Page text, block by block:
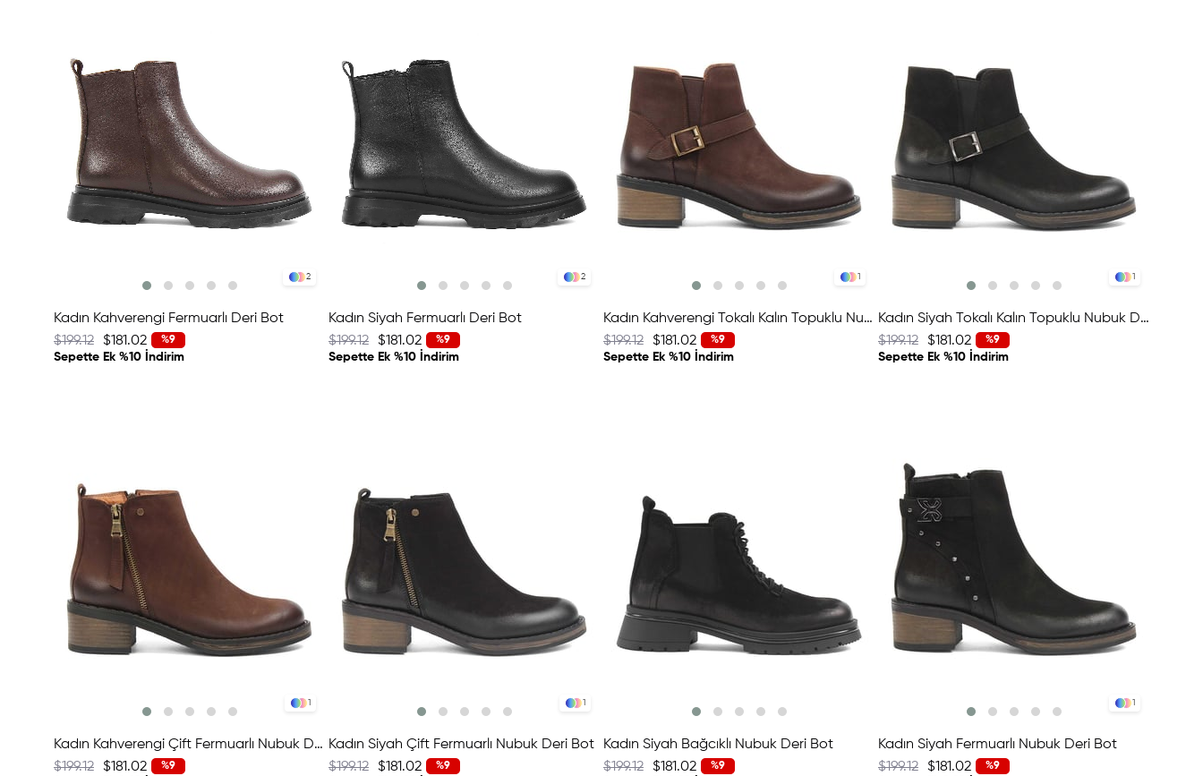
2
Kadın Kahverengi Fermuarlı Deri Bot
%9
$181.02
$199.12
Sepette Ek %10 İndirim
2
Kadın Siyah Fermuarlı Deri Bot
%9
$181.02
$199.12
Sepette Ek %10 İndirim
1
Kadın Kahverengi Tokalı Kalın Topuklu Nubuk Deri Bot
%9
$181.02
$199.12
Sepette Ek %10 İndirim
1
Kadın Siyah Tokalı Kalın Topuklu Nubuk Deri Bot
%9
$181.02
$199.12
Sepette Ek %10 İndirim
1
Kadın Kahverengi Çift Fermuarlı Nubuk Deri Bot
%9
$181.02
$199.12
1
Kadın Siyah Çift Fermuarlı Nubuk Deri Bot
%9
$181.02
$199.12
Kadın Siyah Bağcıklı Nubuk Deri Bot
%9
$181.02
$199.12
1
Kadın Siyah Fermuarlı Nubuk Deri Bot
%9
$181.02
$199.12